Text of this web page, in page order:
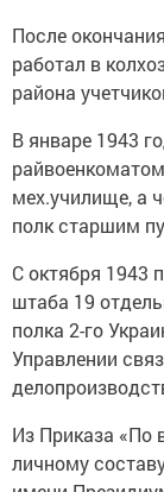
После
работал в
района
В январе 1943
мех.училище, а
полк старшим
С октября 1943
штаба 19
полка 2-го
Управлении
Из Приказа «По
личному
имени